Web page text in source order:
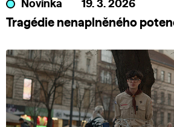
Novinka 19. 3. 2026
Tragédie nenaplněného